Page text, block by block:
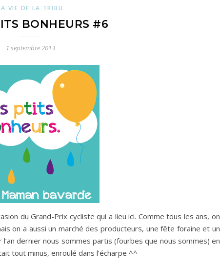
VIE DE LA TRIBU
BONHEURS #6
1 septembre 2013
du Grand-Prix cycliste qui a lieu ici. Comme tous les ans, on
on a aussi un marché des producteurs, une fête foraine et un
l’an dernier nous sommes partis (fourbes que nous sommes) en
tout minus, enroulé dans l’écharpe ^^